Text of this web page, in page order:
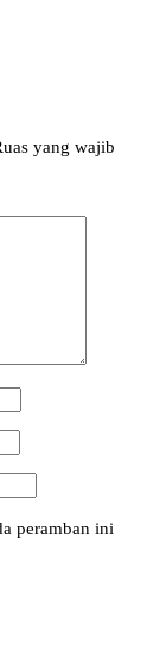
yang wajib
peramban ini